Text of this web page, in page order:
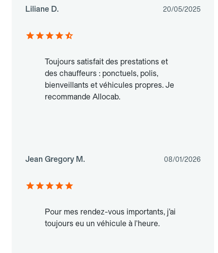
Liliane D. 20/05/2025
Toujours satisfait des prestations et
des chauffeurs : ponctuels, polis,
bienveillants et véhicules propres. Je
recommande Allocab.
Jean Gregory M. 08/01/2026
Pour mes rendez-vous importants, j’ai
toujours eu un véhicule à l'heure.